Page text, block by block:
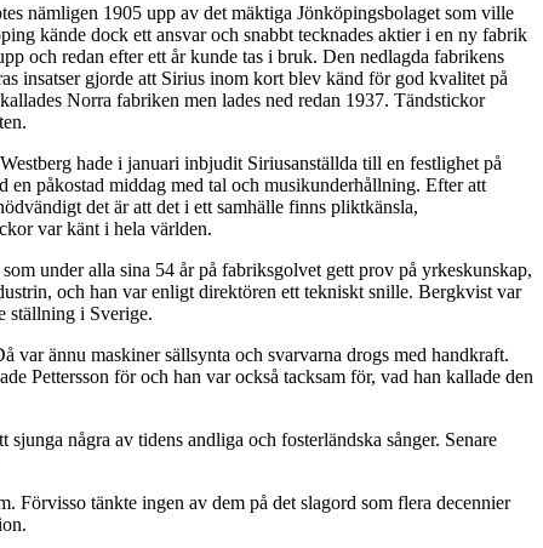
nämligen 1905 upp av det mäktiga Jönköpingsbolaget som ville
kände dock ett ansvar och snabbt tecknades aktier i en ny fabrik
och redan efter ett år kunde tas i bruk. Den nedlagda fabrikens
insatser gjorde att Sirius inom kort blev känd för god kvalitet på
Norra fabriken men lades ned redan 1937. Tändstickor
hade i januari inbjudit Siriusanställda till en festlighet på
påkostad middag med tal och musikunderhållning. Efter att
det är att det i ett samhälle finns pliktkänsla,
var känt i hela världen.
under alla sina 54 år på fabriksgolvet gett prov på yrkeskunskap,
och han var enligt direktören ett tekniskt snille. Bergkvist var
ställning i Sverige.
var ännu maskiner sällsynta och svarvarna drogs med handkraft.
Pettersson för och han var också tacksam för, vad han kallade den
några av tidens andliga och fosterländska sånger. Senare
Förvisso tänkte ingen av dem på det slagord som flera decennier